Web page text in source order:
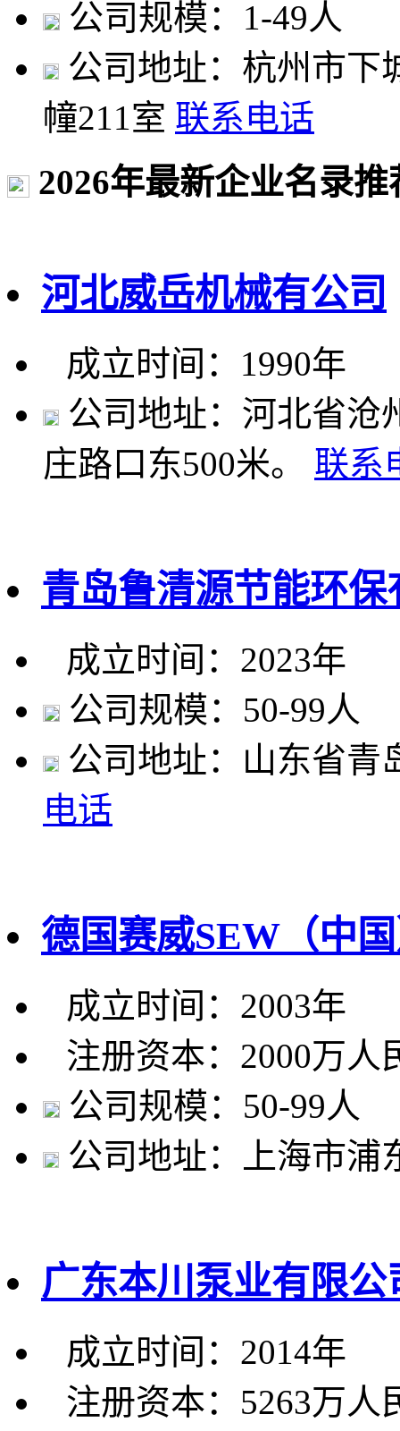
公司规模：1-49人
公司地址：杭州市下
幢211室 联系电话
2026年最新企业名录推
河北威岳机械有公司
成立时间：1990年
公司地址：河北省沧
庄路口东500米。
联系
青岛鲁清源节能环保
成立时间：2023年
公司规模：50-99人
公司地址：山东省青
电话
德国赛威SEW（中
成立时间：2003年
注册资本：2000万人
公司规模：50-99人
公司地址：上海市浦
广东本川泵业有限公
成立时间：2014年
注册资本：5263万人